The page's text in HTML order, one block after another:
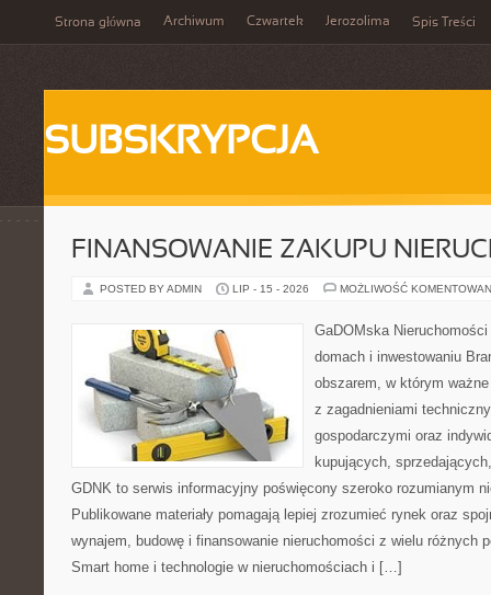
Strona główna Archiwum Czwartek Jerozolima Spis Treści
SUBSKRYPCJA
FINANSOWANIE ZAKUPU
POSTED BY ADMIN LIP - 15 - 2026 MOŻLIWOŚĆ
GaDOMska
domach i inwestowaniu
obszarem, w którym
z zagadnieniami
gospodarczymi oraz
kupujących,
GDNK to serwis informacyjny poświęcony szeroko rozumianym
Publikowane materiały pomagają lepiej zrozumieć rynek oraz
wynajem, budowę i finansowanie nieruchomości z wielu różnych
Smart home i technologie w nieruchomościach i […]